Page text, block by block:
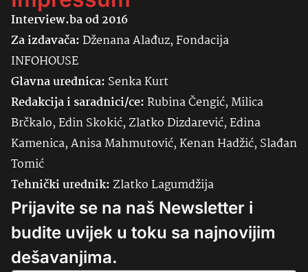
Interview.ba od 2016
Za izdavača:Dženana Alađuz, Fondacija
INFOHOUSE
Glavna urednica: SenkaKurt
Redakcija i saradnici/ce:Rubina Čengić, Milica
Brčkalo, Edin Skokić, Zlatko Dizdarević, Edina
Kamenica, Anisa Mahmutović, Kenan Hadžić, Slađan
Tomić
Tehnički urednik:Zlatko Lagumdžija
Prijavite se na naš Newsletter i
budite uvijek u toku sa najnovijim
dešavanjima.